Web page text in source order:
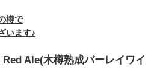
樽で
います♪
Ale(木樽熟成バーレイワイ